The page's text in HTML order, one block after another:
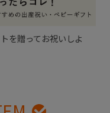
を贈ってお祝いしよ